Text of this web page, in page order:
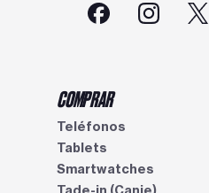
COMPRAR
Teléfonos
Tablets
Smartwatches